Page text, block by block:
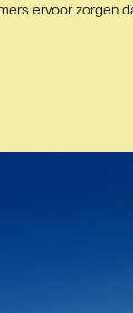
ervoor zorgen